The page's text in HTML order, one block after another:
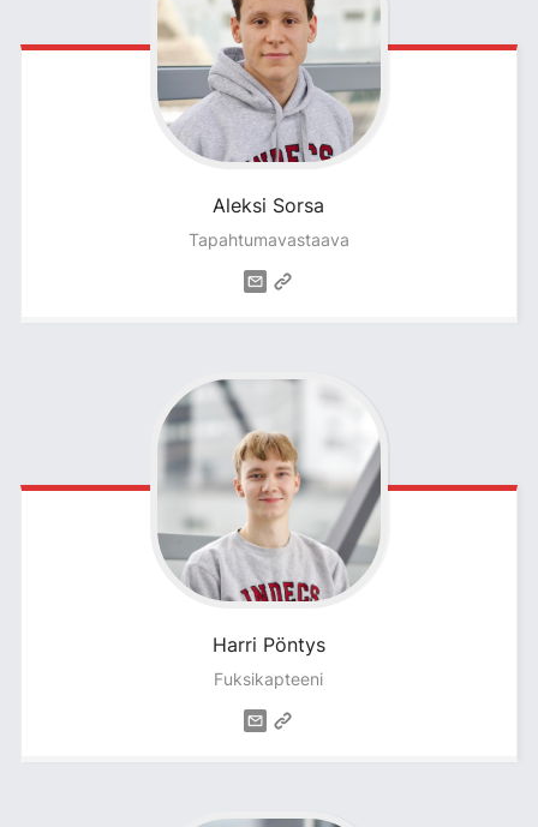
Aleksi Sorsa
Tapahtumavastaava
Harri Pöntys
Fuksikapteeni